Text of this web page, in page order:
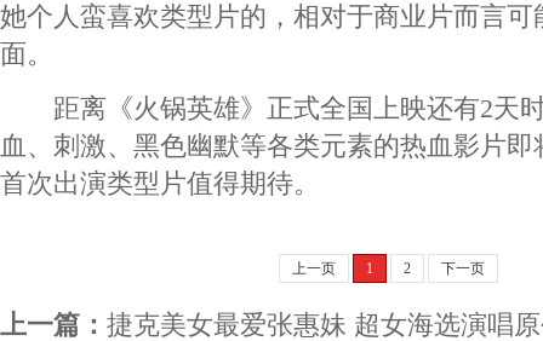
她个人蛮喜欢类型片的，相对于商业片而言
面。
距离《火锅英雄》正式全国上映还有2天
血、刺激、黑色幽默等各类元素的热血影片
首次出演类型片值得期待。
上一页 1 2 下一页
上一篇： 捷克美女最爱张惠妹 超女海选演唱